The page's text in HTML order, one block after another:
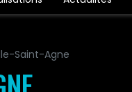
Saint-Agne